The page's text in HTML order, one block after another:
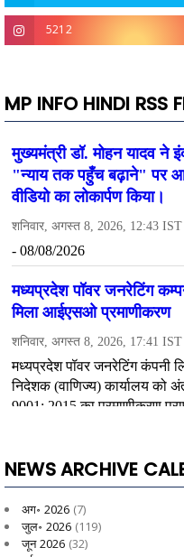
5212
MP INFO HINDI RSS
NEWS ARCHIVE
अग॰ 2026 (7)
जुल॰ 2026 (119)
जून 2026 (32)